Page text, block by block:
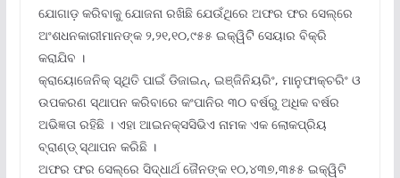
ଯୋଗାଡ଼ କରିବାକୁ ଯୋଜନା ରଖିଛି ଯେଉଁଥିରେ ଅଫର ଫର ସେଲ୍‌ରେ
ଅଂଶଧନକାରୀମାନଙ୍କ ୨,୨୧,୧୦,୯୫୫ ଇକ୍ୱିଟିି ସେୟାର ବିକ୍ରି
କରାଯିବ ।
କ୍ରାୟୋଜେନିକ୍ ସ୍ଥିତି ପାଇଁ ଡିଜାଇନ୍‌, ଇଞ୍ଜିନିୟରିଂ, ମାନୁଫାକ୍‌ଚରିଂ ଓ
ଉପକରଣ ସ୍ଥାପନ କରିବାରେ କଂପାନିର ୩୦ ବର୍ଷରୁ ଅଧିକ ବର୍ଷର
ଅଭିଜ୍ଞତା ରହିଛି । ଏହା ଆଇନକ୍ସସିଭିଏ ନାମକ ଏକ ଲୋକପ୍ରିୟ
ବ୍ରାଣ୍ଡ୍ ସ୍ଥାପନ କରିଛି ।
ଅଫର ଫର ସେଲ୍‌ରେ ସିଦ୍ଧାର୍ଥ ଜୈନଙ୍କ ୧୦,୪୩୭,୩୫୫ ଇକ୍ୱିଟି